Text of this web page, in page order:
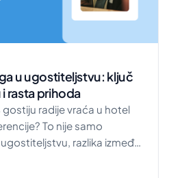
u ugostiteljstvu: ključ
rasta prihoda
gostiju radije vraća u hotel
To nije samo
razlika između
i vjernog gosta često se